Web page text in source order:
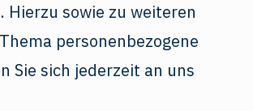
Hierzu sowie zu weiteren
personenbezogene
Sie sich jederzeit an uns